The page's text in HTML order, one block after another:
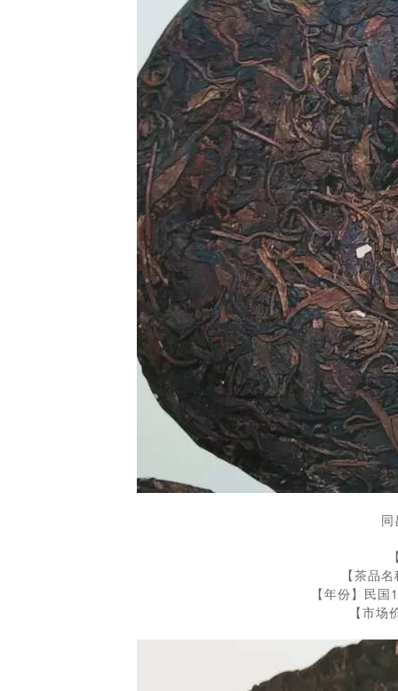
【茶品
【年份】民
【市